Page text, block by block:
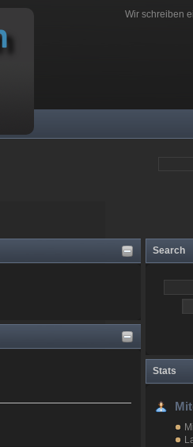
Wir schreiben
Search
Stats